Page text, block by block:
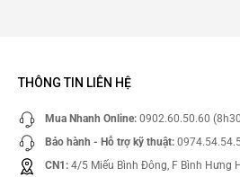
THÔNG TIN LIÊN HỆ
Mua Nhanh Online: 0902.60.50.60
Bảo hành - Hỗ trợ kỹ thuật:
CN1: 4/5 Miếu Bình Đông, F Bình Hưng